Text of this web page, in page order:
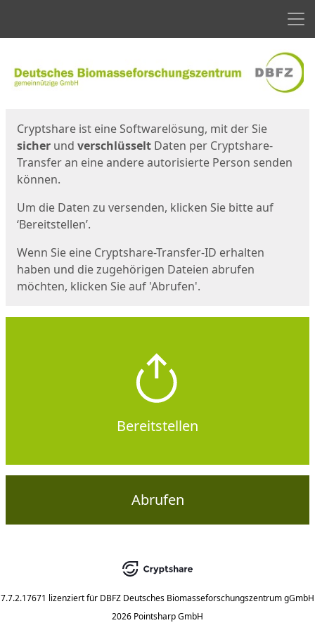
Cryptshare ist eine Softwarelösung, mit der Sie
sicher und verschlüsselt Daten per Cryptshare-
Transfer an eine andere autorisierte Person senden
können.
Um die Daten zu versenden, klicken Sie bitte auf
‘Bereitstellen’.
Wenn Sie eine Cryptshare-Transfer-ID erhalten
haben und die zugehörigen Dateien abrufen
möchten, klicken Sie auf 'Abrufen'.
Bereitstellen
Abrufen
7.7.2.17671 lizenziert für DBFZ Deutsches Biomasseforschungszentrum gGmbH
2026 Pointsharp GmbH